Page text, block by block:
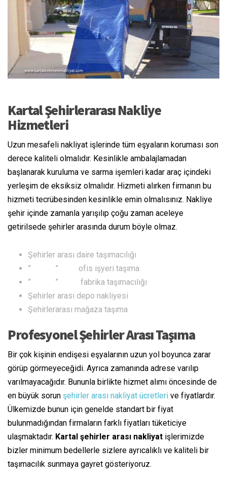
Kartal Şehirlerarası Nakliye
Hizmetleri
Uzun mesafeli nakliyat işlerinde tüm eşyaların koruması son
derece kaliteli olmalıdır. Kesinlikle ambalajlamadan
başlanarak kuruluma ve sarma işemleri kadar araç içindeki
yerleşim de eksiksiz olmalıdır. Hizmeti alırken firmanın bu
hizmeti tecrübesinden kesinlikle emin olmalısınız. Nakliye
şehir içinde zamanla yarışılıp çoğu zaman aceleye
getirilsede şehirler arasında durum böyle olmaz.
Şehirler arası daire taşımacılığı
” ” ofis işyeri taşıma
” ” fabrika taşımacılığı
Şehirler arası depo nakliyesi
Şehirlerarası mağaza taşıma
Profesyonel Şehirler Arası Taşıma
Bir çok kişinin endişesi eşyalarının uzun yol boyunca zarar
görüp görmeyeceğidi. Ayrıca zamanında adrese varılıp
varılmayacağıdır. Bununla birlikte hizmet alımı öncesinde de
en büyük sorun şehirler arası nakliyat ücretleri ve fiyatlardır.
Ülkemizde bunun için genelde standart bir fiyat
bulunmadığından firmaların farklı fiyatları tüketiciye
ulaşmaktadır. Kartal şehirler arası nakliyat işlerimizde
bizler minimum bedellerle sizlere ayrıcalıklı ve kaliteli bir
taşımacılık sunmaya gayret gösteriyoruz.